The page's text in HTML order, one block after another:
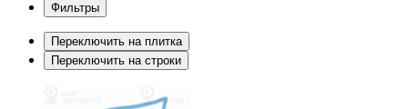
Фильтры
Переключить на плитка
Переключить на строки